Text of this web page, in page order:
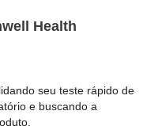
Health
seu teste rápido de
e buscando a